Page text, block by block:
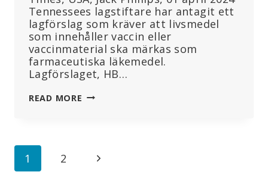
Tennessees lagstiftare har antagit ett
lagförslag som kräver att livsmedel
som innehåller vaccin eller
vaccinmaterial ska märkas som
farmaceutiska läkemedel.
Lagförslaget, HB…
READ MORE TENNESSEE
Page
1 2
Next